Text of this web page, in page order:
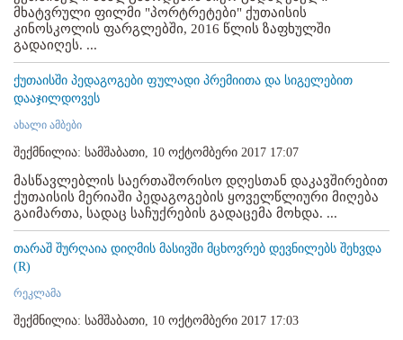
მხატვრული ფილმი "პორტრეტები" ქუთაისის
კინოსკოლის ფარგლებში, 2016 წლის ზაფხულში
გადაიღეს. ...
ქუთაისში პედაგოგები ფულადი პრემიითა და სიგელებით
დააჯილდოვეს
ახალი ამბები
შექმნილია: სამშაბათი, 10 ოქტომბერი 2017 17:07
მასწავლებლის საერთაშორისო დღესთან დაკავშირებით
ქუთაისის მერიაში პედაგოგების ყოველწლიური მიღება
გაიმართა, სადაც საჩუქრების გადაცემა მოხდა. ...
თარაშ შურღაია დიღმის მასივში მცხოვრებ დევნილებს შეხვდა
(R)
რეკლამა
შექმნილია: სამშაბათი, 10 ოქტომბერი 2017 17:03